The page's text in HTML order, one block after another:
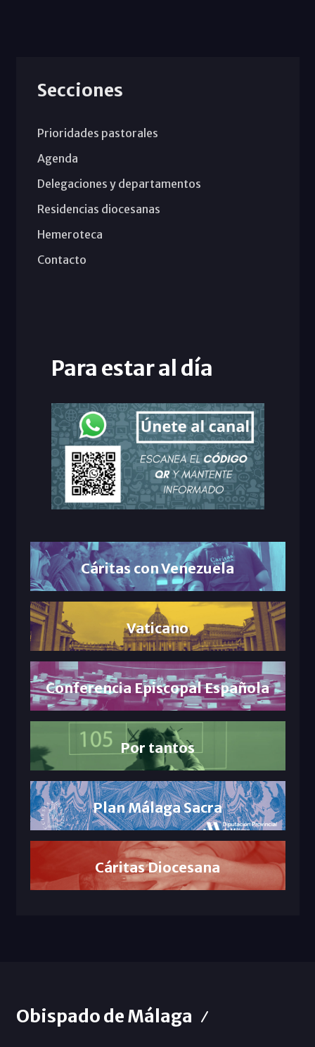
Secciones
Prioridades pastorales
Agenda
Delegaciones y departamentos
Residencias diocesanas
Hemeroteca
Contacto
Para estar al día
Cáritas con Venezuela
Vaticano
Conferencia Episcopal Española
Por tantos
Plan Málaga Sacra
Cáritas Diocesana
Obispado de Málaga